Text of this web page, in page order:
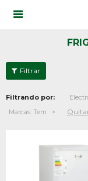

Filtrando por:
Marcas: Tem